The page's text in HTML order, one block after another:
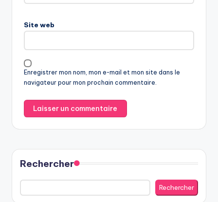
Site web
Enregistrer mon nom, mon e-mail et mon site dans le
navigateur pour mon prochain commentaire.
Rechercher
Rechercher